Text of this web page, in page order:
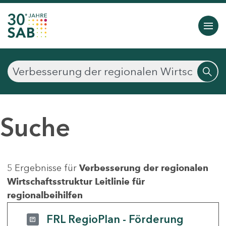
Suche
5 Ergebnisse für Verbesserung der regionalen
Wirtschaftsstruktur Leitlinie für
regionalbeihilfen
FRL RegioPlan - Förderung